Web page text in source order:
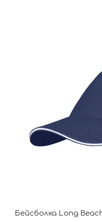
Бейсболка Long